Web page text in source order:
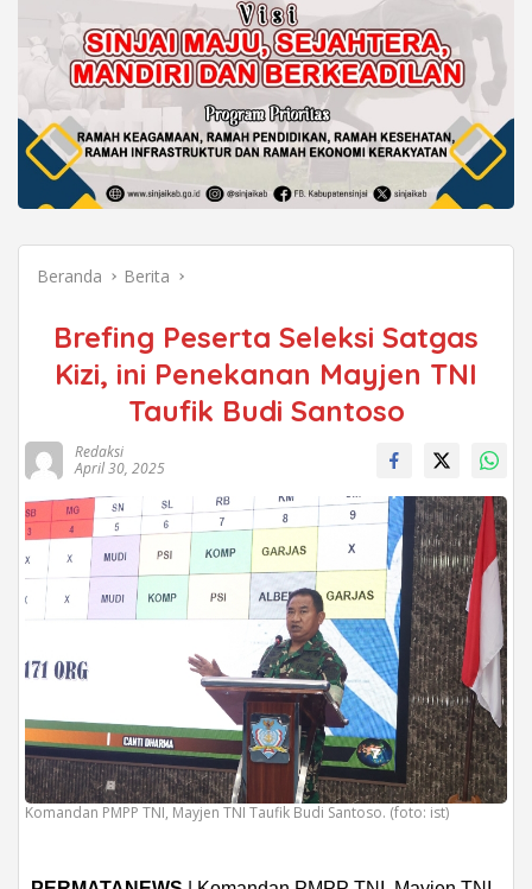
Beranda Berita
Brefing Peserta Seleksi Satgas
Kizi, ini Penekanan Mayjen TNI
Taufik Budi Santoso
Redaksi
April 30, 2025
Komandan PMPP TNI, Mayjen TNI Taufik Budi Santoso. (foto: ist)